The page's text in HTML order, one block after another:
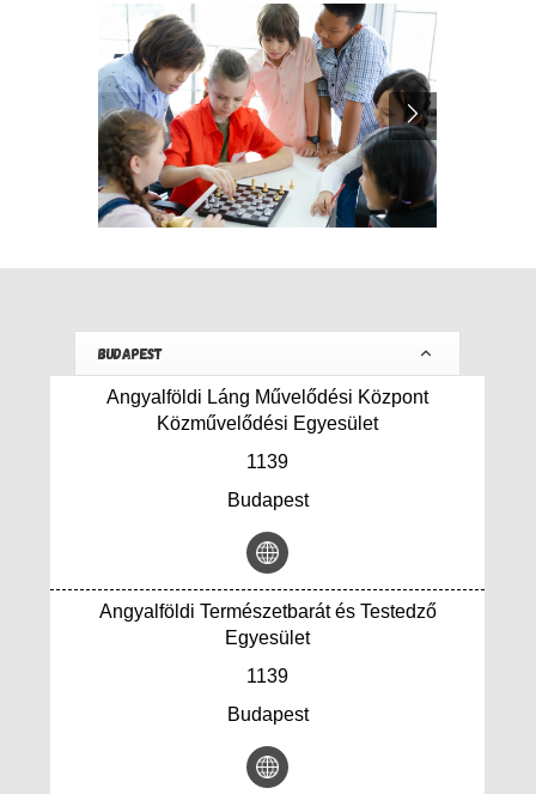
BUDAPEST
Angyalföldi Láng Művelődési Központ
Közművelődési Egyesület
1139
Budapest
Angyalföldi Természetbarát és Testedző
Egyesület
1139
Budapest